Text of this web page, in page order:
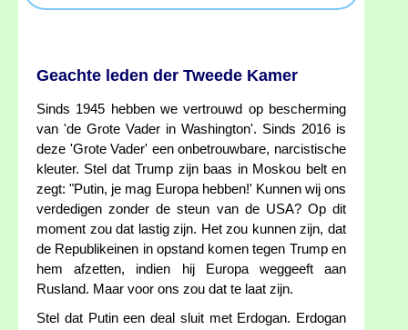
Geachte leden der Tweede Kamer
Sinds 1945 hebben we vertrouwd op bescherming
van 'de Grote Vader in Washington'. Sinds 2016 is
deze 'Grote Vader' een onbetrouwbare, narcistische
kleuter. Stel dat Trump zijn baas in Moskou belt en
zegt: "Putin, je mag Europa hebben!' Kunnen wij ons
verdedigen zonder de steun van de USA? Op dit
moment zou dat lastig zijn. Het zou kunnen zijn, dat
de Republikeinen in opstand komen tegen Trump en
hem afzetten, indien hij Europa weggeeft aan
Rusland. Maar voor ons zou dat te laat zijn.
Stel dat Putin een deal sluit met Erdogan. Erdogan